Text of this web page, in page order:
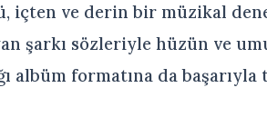
içten ve derin bir müzikal
şarkı sözleriyle hüzün ve
albüm formatına da başarıyla